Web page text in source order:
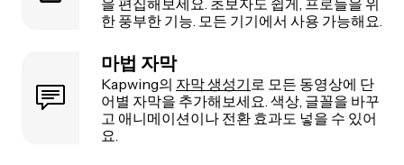
한 풍부한 기능. 모든 기기에서 사용 가능해요.
마법 자막
Kapwing의 자막 생성기 로 모든 동영상에 단
어별 자막을 추가해보세요. 색상, 글꼴을 바꾸
고 애니메이션이나 전환 효과도 넣을 수 있어
요.